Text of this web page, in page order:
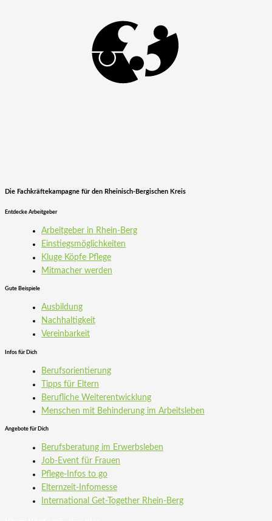
Die Fachkräftekampagne für den Rheinisch-Bergischen Kreis
Entdecke Arbeitgeber
Arbeitgeber in Rhein-Berg
Einstiegs­möglichkeiten
Kluge Köpfe Pflege
Mitmacher werden
Gute Beispiele
Ausbildung
Nachhaltigkeit
Vereinbarkeit
Infos für Dich
Berufsorientierung
Tipps für Eltern
Berufliche Weiterentwicklung
Menschen mit Behinderung im Arbeitsleben
Angebote für Dich
Berufsberatung im Erwerbsleben
Job-Event für Frauen
Pflege-Infos to go
Elternzeit-Infomesse
International Get-Together Rhein-Berg